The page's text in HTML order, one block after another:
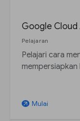
Google Cloud
Pelajaran
Pelajari cara
mempersiapkan
arrow_outward Mulai